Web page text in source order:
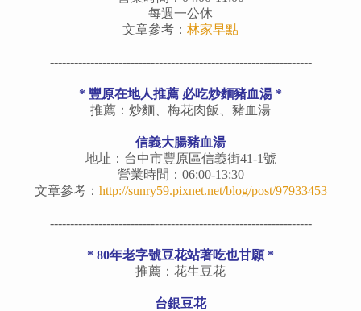
每週一公休
文章參考： 林家早點
-----------------------------------------------------------------
* 豐原在地人推薦 必吃炒麵豬血湯 *
推薦：炒麵、梅花肉飯、豬血湯
信義大腸豬血湯
地址：台中市豐原區信義街41-1號
營業時間：06:00-13:30
文章參考： http://sunry59.pixnet.net/blog/post/97933453
-----------------------------------------------------------------
* 80年老字號豆花站著吃也甘願*
推薦：花生豆花
台銀豆花